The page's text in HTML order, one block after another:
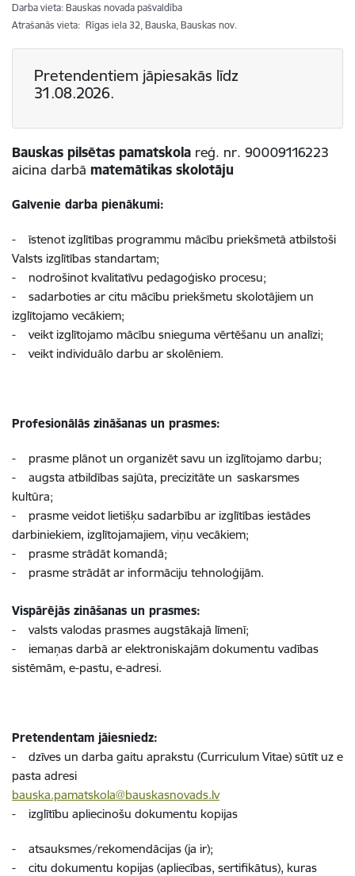
Darba vieta: Bauskas novada pašvaldība
Atrašanās vieta: Rīgas iela 32, Bauska, Bauskas nov.
Pretendentiem jāpiesakās līdz
31.08.2026.
Bauskas pilsētas pamatskola reģ. nr. 90009116223
aicina darbā matemātikas skolotāju
Galvenie darba pienākumi:
- īstenot izglītības programmu mācību priekšmetā atbilstoši
Valsts izglītības standartam;
- nodrošinot kvalitatīvu pedagoģisko procesu;
- sadarboties ar citu mācību priekšmetu skolotājiem un
izglītojamo vecākiem;
- veikt izglītojamo mācību snieguma vērtēšanu un analīzi;
- veikt individuālo darbu ar skolēniem.
Profesionālās zināšanas un prasmes:
- prasme plānot un organizēt savu un izglītojamo darbu;
- augsta atbildības sajūta, precizitāte un saskarsmes
kultūra;
-
prasme veidot lietišķu sadarbību ar izglītības iestādes
darbiniekiem, izglītojamajiem, viņu vecākiem;
-
prasme strādāt komandā;
-
prasme strādāt ar informāciju tehnoloģijām.
Vispārējās zināšanas un prasmes:
-
valsts valodas prasmes augstākajā līmenī;
-
iemaņas darbā ar elektroniskajām dokumentu vadības
sistēmām, e-pastu, e-adresi.
Pretendentam jāiesniedz:
- dzīves un darba gaitu aprakstu (Curriculum Vitae) sūtīt uz e
pasta adresi
bauska.pamatskola@bauskasnovads.lv
- izglītību apliecinošu dokumentu kopijas
- atsauksmes/rekomendācijas (ja ir);
- citu dokumentu kopijas (apliecības, sertifikātus), kuras